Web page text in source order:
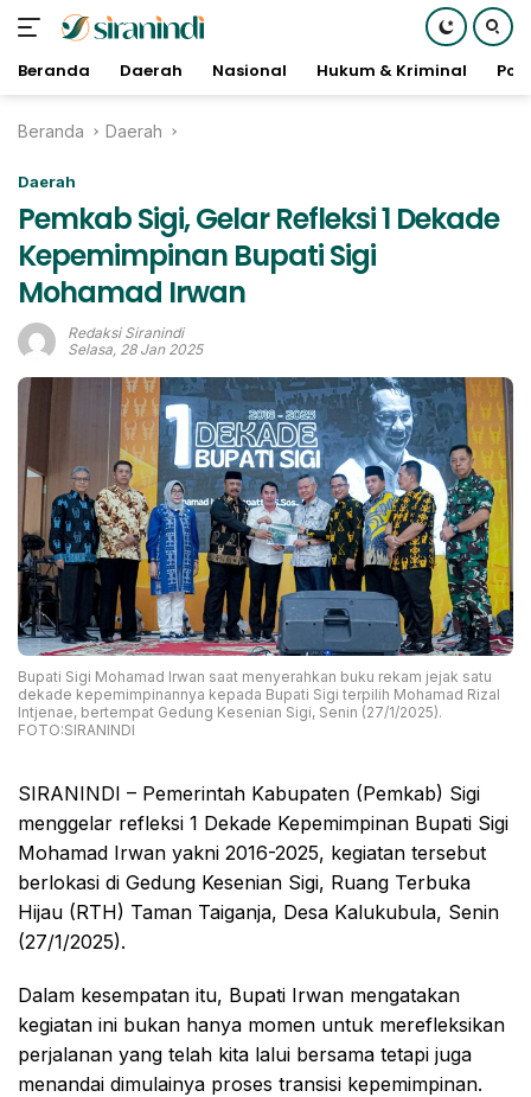
Beranda Daerah Nasional Hukum & Kriminal
Beranda Daerah
Daerah
Pemkab Sigi, Gelar Refleksi 1 Dekade
Kepemimpinan Bupati Sigi
Mohamad Irwan
Redaksi Siranindi
Selasa, 28 Jan 2025
Bupati Sigi Mohamad Irwan saat menyerahkan buku rekam jejak satu
dekade kepemimpinannya kepada Bupati Sigi terpilih Mohamad Rizal
Intjenae, bertempat Gedung Kesenian Sigi, Senin (27/1/2025).
FOTO:SIRANINDI
SIRANINDI – Pemerintah Kabupaten (Pemkab) Sigi
menggelar refleksi 1 Dekade Kepemimpinan Bupati Sigi
Mohamad Irwan yakni 2016-2025, kegiatan tersebut
berlokasi di Gedung Kesenian Sigi, Ruang Terbuka
Hijau (RTH) Taman Taiganja, Desa Kalukubula, Senin
(27/1/2025).
Dalam kesempatan itu, Bupati Irwan mengatakan
kegiatan ini bukan hanya momen untuk merefleksikan
perjalanan yang telah kita lalui bersama tetapi juga
menandai dimulainya proses transisi kepemimpinan.